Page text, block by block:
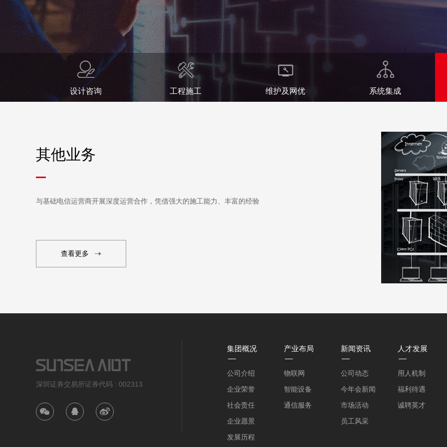
设计咨询 工程施工 维护及网优 系统集成
其他业务
与基础电信运营商开展深度运营合作，凭借强大的施工能力、丰富的经验
查看更多
深圳证券交易所证券代码 : 002313
集团概况
公司介绍
企业荣誉
社会责任
企业愿景
发展历程
产业布局
物联网
智能设备
通信服务
新闻资讯
公司动态
今年会新闻
市场活动
员工风采
人才发展
用人机制
福利待遇
诚聘英才